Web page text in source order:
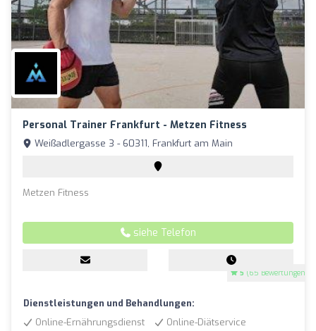
Personal Trainer Frankfurt - Metzen Fitness
5 (65 Bewertungen)
Weißadlergasse 3 - 60311, Frankfurt am Main
Metzen Fitness
siehe Telefon
Dienstleistungen und Behandlungen:
Online-Ernährungsdienst
Online-Diätservice